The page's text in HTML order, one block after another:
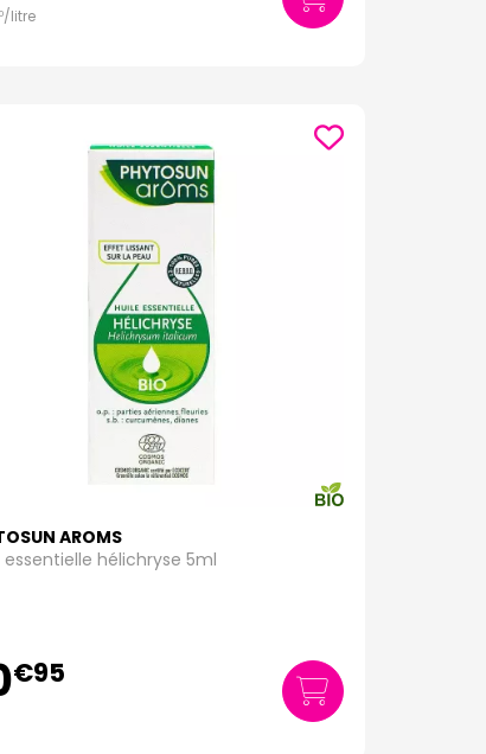
/litre
AROMS
essentielle hélichryse 5ml
€95